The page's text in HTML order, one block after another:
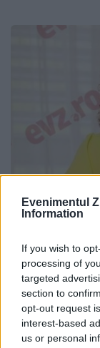
Evenimentul
Information
If you wish to
processing of
targeted
section to
opt-out request
interest-based
us or personal
Un vecin
1 NOIEMBRIE
Marta
în care